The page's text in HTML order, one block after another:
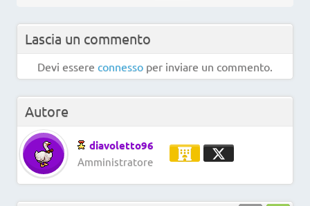
Lascia un commento
Devi essere connesso per inviare un commento.
Autore
diavoletto96
Amministratore